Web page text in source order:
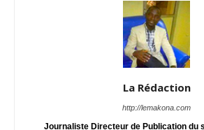
La Rédaction
http://lemakona.com
Journaliste Directeur de Publication du